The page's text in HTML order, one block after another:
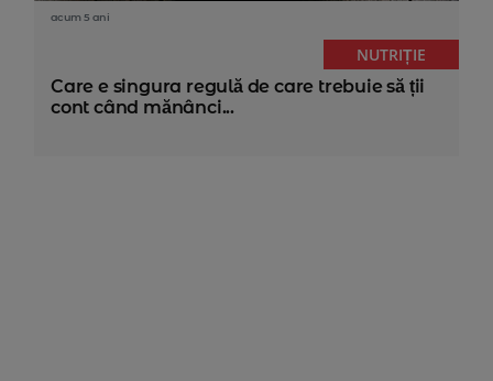
acum 5 ani
NUTRIȚIE
Care e singura regulă de care trebuie să ții
cont când mănânci...